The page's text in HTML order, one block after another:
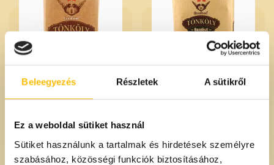
Beleegyezés Részletek A sütikről
Ez a weboldal sütiket használ
Sütiket használunk a tartalmak és hirdetések személyre
szabásához, közösségi funkciók biztosításához,
Fehér tönkölybúzaliszt
890 Ft/db
Teljes kiőrlésű
890 Ft/db